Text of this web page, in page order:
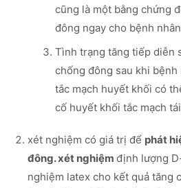
cũng là một bằng chứng
đông ngay cho bệnh
Tình trạng tăng tiếp diễn
chống đông sau khi
tắc mạch huyết khối có
cố huyết khối tắc mạch
xét nghiệm có giá trị để phát
đông. xét nghiệm định lượng
nghiệm latex cho kết quả tăng